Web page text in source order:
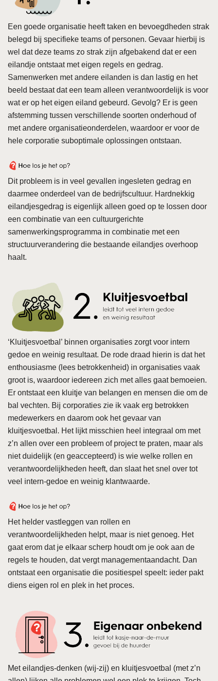
Een goede organisatie heeft taken en bevoegdheden strak
belegd bij specifieke teams of personen. Gevaar hierbij is
wel dat deze teams zo strak zijn afgebakend dat er een
eilandje ontstaat met eigen regels en gedrag.
Samenwerken met andere eilanden is dan lastig en het
beeld bestaat dat een team alleen verantwoordelijk is voor
wat er op het eigen eiland gebeurd. Gevolg? Er is geen
afstemming tussen verschillende soorten onderhoud of
met andere organisatieonderdelen, waardoor er voor de
hele corporatie suboptimale oplossingen ontstaan.
Dit probleem is in veel gevallen ingesleten gedrag en
daarmee onderdeel van de bedrijfscultuur. Hardnekkig
eilandjesgedrag is eigenlijk alleen goed op te lossen door
een combinatie van een cultuurgerichte
samenwerkingsprogramma in combinatie met een
structuurverandering die bestaande eilandjes overhoop
haalt.
‘Kluitjesvoetbal’ binnen organisaties zorgt voor intern
gedoe en weinig resultaat. De rode draad hierin is dat het
enthousiasme (lees betrokkenheid) in organisaties vaak
groot is, waardoor iedereen zich met alles gaat bemoeien.
Er ontstaat een kluitje van belangen en mensen die om de
bal vechten. Bij corporaties zie ik vaak erg betrokken
medewerkers en daarom ook het gevaar van
kluitjesvoetbal. Het lijkt misschien heel integraal om met
z’n allen over een probleem of project te praten, maar als
niet duidelijk (en geaccepteerd) is wie welke rollen en
verantwoordelijkheden heeft, dan slaat het snel over tot
veel intern-gedoe en weinig klantwaarde.
Het helder vastleggen van rollen en
verantwoordelijkheden helpt, maar is niet genoeg. Het
gaat erom dat je elkaar scherp houdt om je ook aan de
regels te houden, dat vergt managementaandacht. Dan
ontstaat een organisatie die positiespel speelt: ieder pakt
diens eigen rol en plek in het proces.
Met eilandjes-denken (wij-zij) en kluitjesvoetbal (met z’n